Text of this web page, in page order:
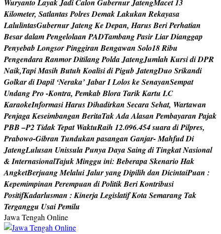
Wuryanto LayakJadiCalon GubernurJatengMacet13
Kilometer, SatlantasPolresDemakLakukan Rekayasa
LalulintasGubernurJatengKeDepan, HarusBeriPerhatian
BesardalamPengelolaan PADTambangPasirLiarDianggap
Penyebab LongsorPinggiran Bengawan Solo18Ribu
PengendaraRanmorDitilangPoldaJatengJumlah KursidiDPR
Naik,TapiMasih Butuh KoalisidiPigub JatengDuo Srikandi
GolkardiDapil ‘Neraka’JabarILoloskeSenayanSempat
UndangPro -Kontra, Pemkab Blora TarikKartu LC
KaraokeInformasiHarusDihadirkan SecaraSehat, Wartawan
PenjagaKeseimbangan BeritaTakAdaAlasan Pembayaran Pajak
PBB –P2 Tidak Tepat WaktuRaih 12.096.454suaradiPilpres,
Prabowo-Gibran Tundukan pasangan Ganjar-MahfudDi
JatengLulusan UnissulaPunyaDayaSaingdi TingkatNasional
& InternasionalTajukMinggu ini: BeberapaSkenario Hak
AngketBerjuangMelaluiJaluryangDipilih dan DicintaiPuan :
Kepemimpinan Perempuan diPolitikBeriKontribusi
PositifKadarlusman : KinerjaLegislatifKotaSemarang Tak
Terganggu UsaiPemilu
Jawa Tengah Online